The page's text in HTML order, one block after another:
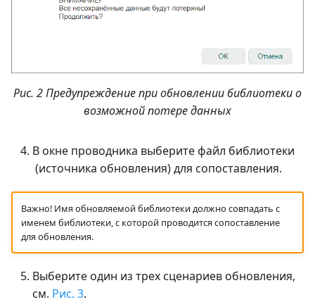
Рис. 2 Предупреждение при обновлении библиотеки о
возможной потере данных
В окне проводника выберите файл библиотеки
(источника обновления) для сопоставления.
Важно! Имя обновляемой библиотеки должно совпадать с
именем библиотеки, с которой проводится сопоставление
для обновления.
Выберите один из трех сценариев обновления,
см. Рис. 3.